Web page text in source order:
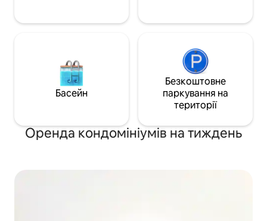
Басейн
Безкоштовне
паркування на
території
Оренда кондомініумів на тиждень